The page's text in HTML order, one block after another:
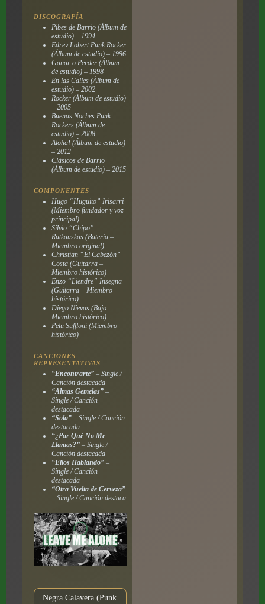
DISCOGRAFÍA
Pibes de Barrio(Álbum de
estudio) – 1994
Edrev Lobert Punk Rocker
(Álbum de estudio) – 1996
Ganar o Perder(Álbum
de estudio) – 1998
En las Calles(Álbum de
estudio) – 2002
Rocker(Álbum de estudio)
– 2005
Buenas Noches Punk
Rockers(Álbum de
estudio) – 2008
Aloha!(Álbum de estudio)
– 2012
Clásicos de Barrio
(Álbum de estudio) – 2015
COMPONENTES
Hugo “Huguito” Irisarri
(Miembro fundador y voz
principal)
Silvio “Chipo”
Rutkauskas (Batería –
Miembro original)
Christian “El Cabezón”
Costa (Guitarra –
Miembro histórico)
Enzo “Liendre” Insegna
(Guitarra – Miembro
histórico)
Diego Nievas (Bajo –
Miembro histórico)
Pelu Suffloni (Miembro
histórico)
CANCIONES
REPRESENTATIVAS
“Encontrarte”– Single /
Canción destacada
“Almas Gemelas”–
Single / Canción
destacada
“Sola”– Single / Canción
destacada
“¿Por Qué No Me
Llamas?”– Single /
Canción destacada
“Ellos Hablando”–
Single / Canción
destacada
“Otra Vuelta de Cerveza”
– Single / Canción destaca
Negra Calavera (Punk